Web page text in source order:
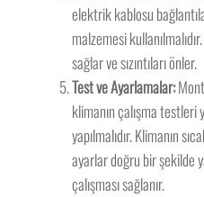
elektrik kablosu
malzemesi
sağlar ve sızıntıları önler.
Test ve Ayarlamalar:
klimanın çalışma testleri
yapılmalıdır. Klimanın
ayarlar doğru bir şekilde
çalışması sağlanır.